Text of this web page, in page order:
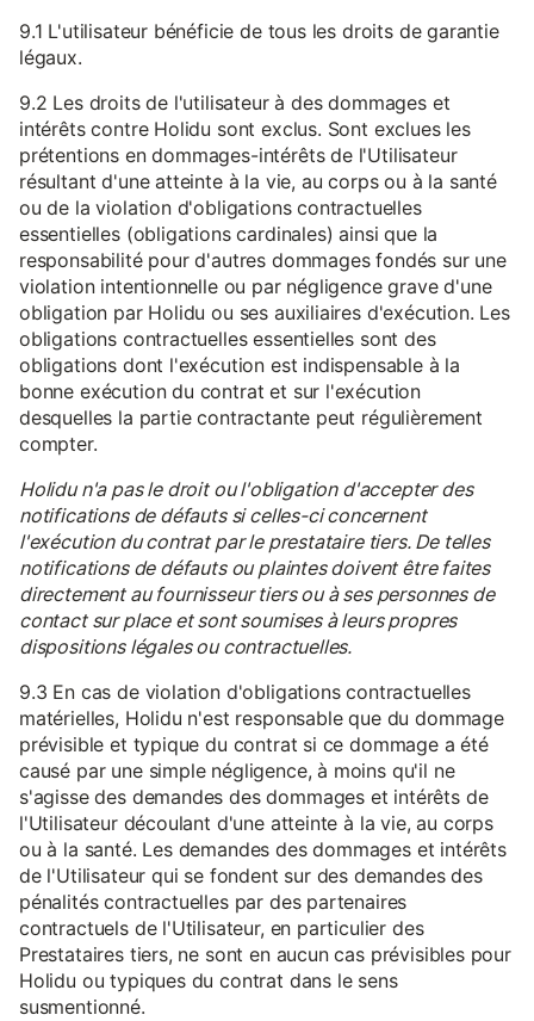
9.1 L'utilisateur bénéficie de tous les droits de garantie
légaux.
9.2 Les droits de l'utilisateur à des dommages et
intérêts contre Holidu sont exclus. Sont exclues les
prétentions en dommages-intérêts de l'Utilisateur
résultant d'une atteinte à la vie, au corps ou à la santé
ou de la violation d'obligations contractuelles
essentielles (obligations cardinales) ainsi que la
responsabilité pour d'autres dommages fondés sur une
violation intentionnelle ou par négligence grave d'une
obligation par Holidu ou ses auxiliaires d'exécution. Les
obligations contractuelles essentielles sont des
obligations dont l'exécution est indispensable à la
bonne exécution du contrat et sur l'exécution
desquelles la partie contractante peut régulièrement
compter.
Holidu n'a pas le droit ou l'obligation d'accepter des
notifications de défauts si celles-ci concernent
l'exécution du contrat par le prestataire tiers. De telles
notifications de défauts ou plaintes doivent être faites
directement au fournisseur tiers ou à ses personnes de
contact sur place et sont soumises à leurs propres
dispositions légales ou contractuelles.
9.3 En cas de violation d'obligations contractuelles
matérielles, Holidu n'est responsable que du dommage
prévisible et typique du contrat si ce dommage a été
causé par une simple négligence, à moins qu'il ne
s'agisse des demandes des dommages et intérêts de
l'Utilisateur découlant d'une atteinte à la vie, au corps
ou à la santé. Les demandes des dommages et intérêts
de l'Utilisateur qui se fondent sur des demandes des
pénalités contractuelles par des partenaires
contractuels de l'Utilisateur, en particulier des
Prestataires tiers, ne sont en aucun cas prévisibles pour
Holidu ou typiques du contrat dans le sens
susmentionné.